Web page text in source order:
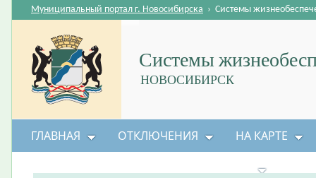
Системы
НОВОСИБИРСК
Муниципальный портал г. Новосибирска › Системы
ГЛАВНАЯ ОТКЛЮЧЕНИЯ НА КАРТЕ